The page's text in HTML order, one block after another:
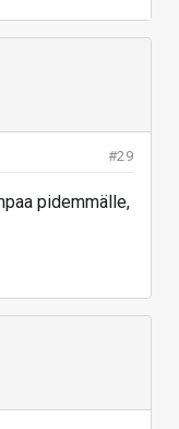
#29
pidemmälle,